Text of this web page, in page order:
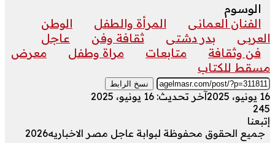
الوسوم
الفنان العمانى
المرأة والطفل
الوطن
العربى
بدر دشتى ثقافة وفن
عاجل
فن وثقافة
متابعات مراة وطفل
معرض
مسقط للكتاب
نسخ الرابط
16 يونيو، 2025
آخر تحديث: 16 يونيو، 2025
245
إتبعنا
جميع الحقوق محفوظة لبوابة عاجل مصر الاخباريه2026